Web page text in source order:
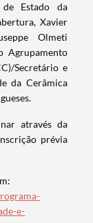
de Estado da
Xavier
Olmeti
Agrupamento
Secretário e
da Cerâmica
através da
prévia
e-